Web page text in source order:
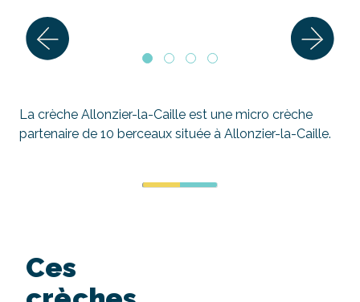
La crèche Allonzier-la-Caille est une micro crèche
partenaire de 10 berceaux située à Allonzier-la-Caille.
Ces